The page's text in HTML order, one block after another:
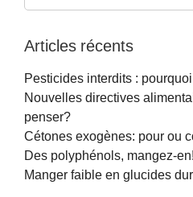
Articles récents
Pesticides interdits :
Nouvelles directives
penser?
Cétones exogènes: pour ou
Des polyphénols, mangez-en!
Manger faible en glucides